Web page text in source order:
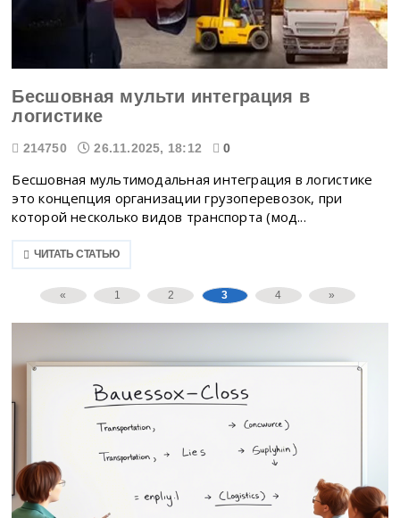
Бесшовная мульти интеграция в
логистике
214750 26.11.2025, 18:12 0
Бесшовная мультимодальная интеграция в логистике
это концепция организации грузоперевозок, при
которой несколько видов транспорта (мод...
ЧИТАТЬ СТАТЬЮ
« 1 2 3 4 »